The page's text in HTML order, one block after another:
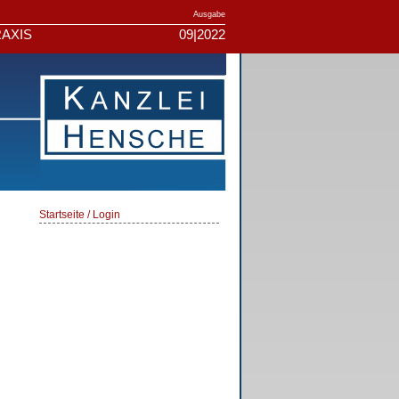
Ausgabe
09|2022
Startseite / Login